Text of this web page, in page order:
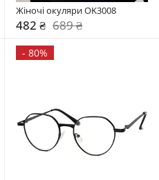
Жіночі окуляри OK3008
482 ₴ 689 ₴
- 80%